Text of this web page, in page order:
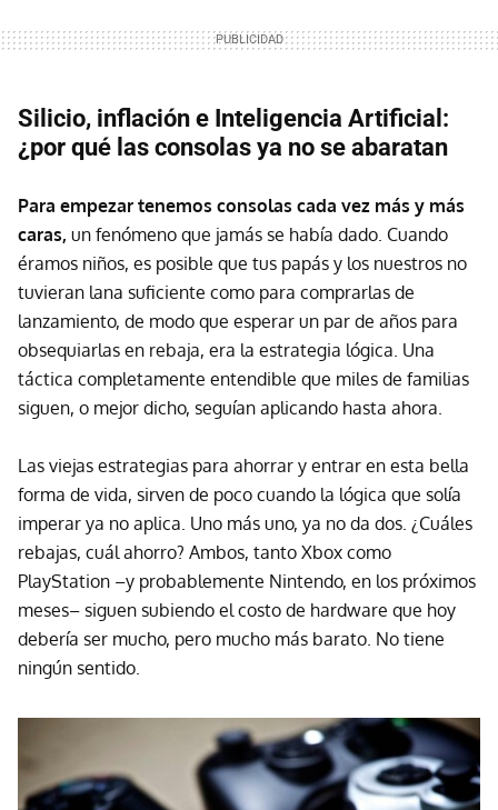
Silicio, inflación e Inteligencia Artificial:
¿por qué las consolas ya no se abaratan
Para empezar tenemos consolas cada vez más y más
caras, un fenómeno que jamás se había dado. Cuando
éramos niños, es posible que tus papás y los nuestros no
tuvieran lana suficiente como para comprarlas de
lanzamiento, de modo que esperar un par de años para
obsequiarlas en rebaja, era la estrategia lógica. Una
táctica completamente entendible que miles de familias
siguen, o mejor dicho, seguían aplicando hasta ahora.
Las viejas estrategias para ahorrar y entrar en esta bella
forma de vida, sirven de poco cuando la lógica que solía
imperar ya no aplica. Uno más uno, ya no da dos. ¿Cuáles
rebajas, cuál ahorro? Ambos, tanto Xbox como
PlayStation –y probablemente Nintendo, en los próximos
meses– siguen subiendo el costo de hardware que hoy
debería ser mucho, pero mucho más barato. No tiene
ningún sentido.